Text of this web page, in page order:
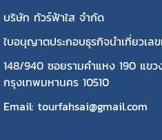
บริษัท ทัวร์ฟ้าใส จำกัด
ใบอนุญาตประกอบธุรกิจนำเที่ยวเล
148/940 ซอยรามคำแหง 190 แข
กรุงเทพมหานคร 10510
Email: tourfahsai@gmail.com